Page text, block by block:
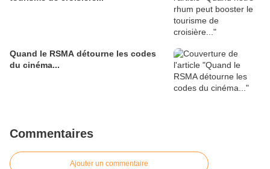
Quand le RSMA détourne les codes
du cinéma...
Commentaires
Ajouter un commentaire